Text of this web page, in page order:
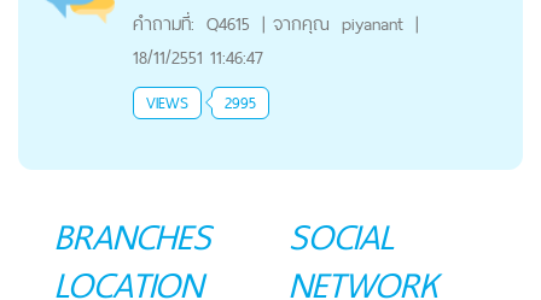
คำถามที่: Q4615 | จากคุณ piyanant |
18/11/2551 11:46:47
VIEWS 2995
BRANCHES
LOCATION
SOCIAL
NETWORK